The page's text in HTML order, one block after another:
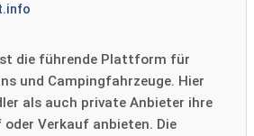
die führende Plattform für
und Campingfahrzeuge. Hier
als auch private Anbieter ihre
oder Verkauf anbieten. Die